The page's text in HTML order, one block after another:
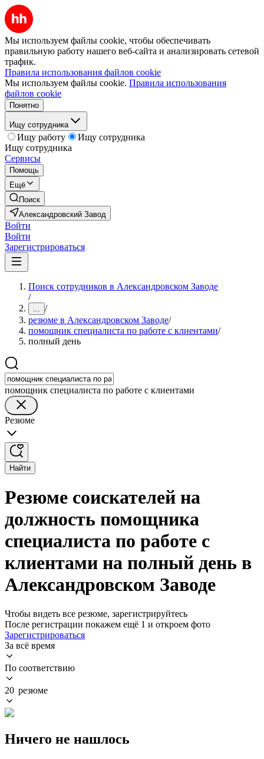
Мы используем файлы cookie, чтобы обеспечивать
правильную работу нашего веб-сайта и анализировать сетевой
трафик.
Правила использования файлов cookie
Мы используем файлы cookie. Правила использования
файлов cookie
Понятно
Ищу сотрудника
Ищу работу
Ищу сотрудника
Ищу сотрудника
Сервисы
Помощь
Ещё
Поиск
Александровский Завод
Войти
Войти
Зарегистрироваться
Поиск сотрудников в Александровском Заводе
/
... /
резюме в Александровском Заводе/
помощник специалиста по работе с клиентами/
полный день
помощник специалиста по работе с клиентами
Резюме
Найти
Резюме соискателей на
должность помощника
специалиста по работе с
клиентами на полный день в
Александровском Заводе
Чтобы видеть все резюме, зарегистрируйтесь
После регистрации покажем ещё 1 и откроем фото
Зарегистрироваться
За всё время
По соответствию
20 резюме
Ничего не нашлось